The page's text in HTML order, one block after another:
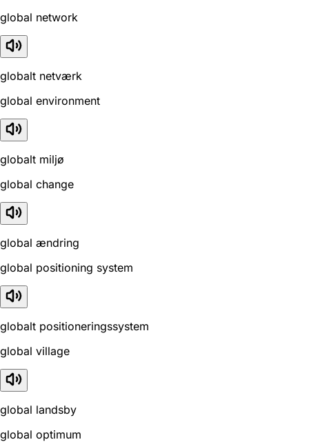
global network
globalt netværk
global environment
globalt miljø
global change
global ændring
global positioning system
globalt positioneringssystem
global village
global landsby
global optimum